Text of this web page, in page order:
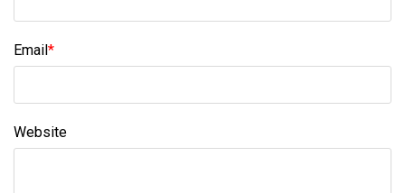
Email*
Website